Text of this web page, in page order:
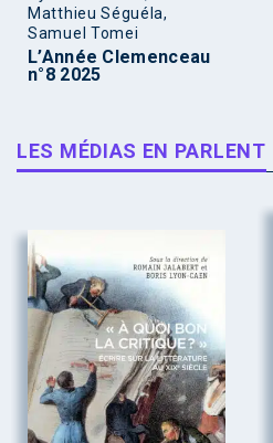
Matthieu Séguéla,
Samuel Tomei
L’Année Clemenceau
n°8 2025
LES MÉDIAS EN PARLENT